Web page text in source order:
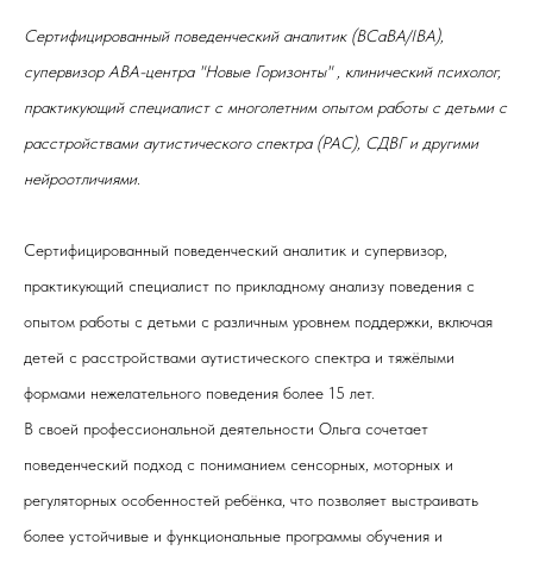
Сертифицированный поведенческий аналитик (ВСaBA/IBA),
супервизор АВА-центра "Новые Горизонты" , клинический психолог,
практикующий специалист с многолетним опытом работы с детьми с
расстройствами аутистического спектра (РАС), СДВГ и другими
нейроотличиями.
Сертифицированный поведенческий аналитик и супервизор,
практикующий специалист по прикладному анализу поведения с
опытом работы с детьми с различным уровнем поддержки, включая
детей с расстройствами аутистического спектра и тяжёлыми
формами нежелательного поведения более 15 лет.
В своей профессиональной деятельности Ольга сочетает
поведенческий подход с пониманием сенсорных, моторных и
регуляторных особенностей ребёнка, что позволяет выстраивать
более устойчивые и функциональные программы обучения и